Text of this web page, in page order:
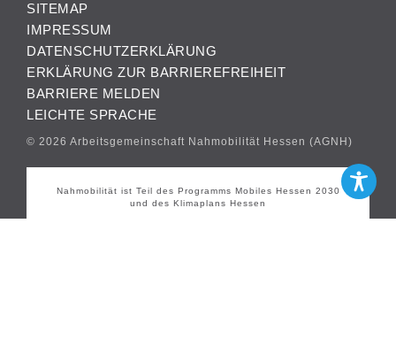
SITEMAP
IMPRESSUM
DATENSCHUTZERKLÄRUNG
ERKLÄRUNG ZUR BARRIEREFREIHEIT
BARRIERE MELDEN
LEICHTE SPRACHE
© 2026 Arbeitsgemeinschaft Nahmobilität Hessen (AGNH)
Nahmobilität ist Teil des Programms Mobiles Hessen 2030
und des Klimaplans Hessen